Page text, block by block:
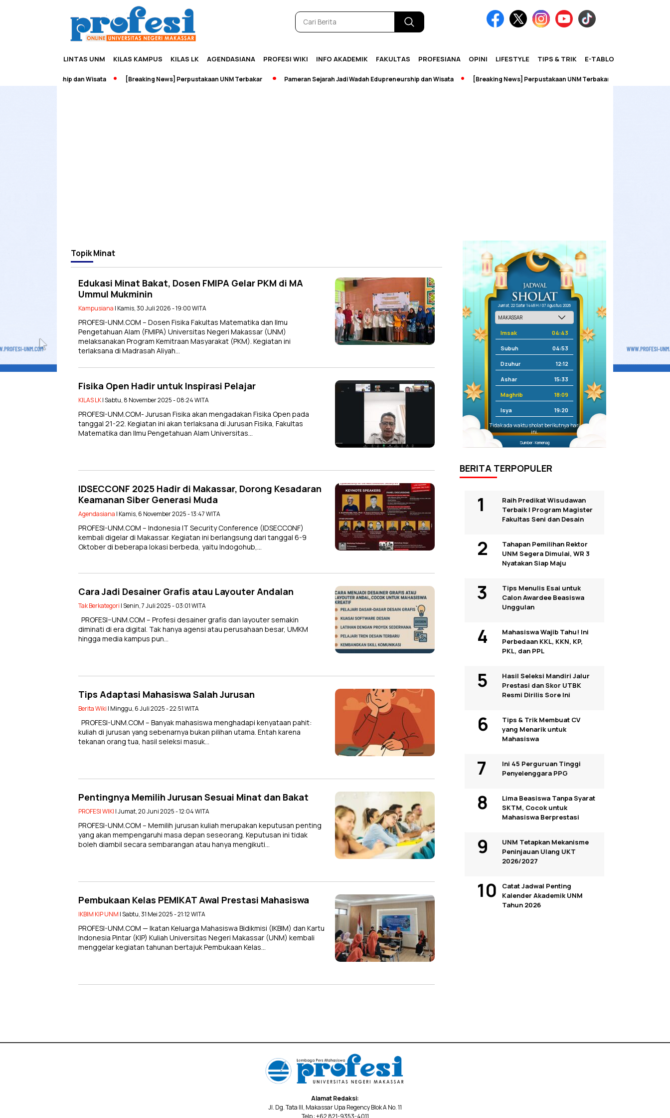
LINTAS UNM KILAS KAMPUS KILAS LK AGENDASIANA PROFESI WIKI INFO AKADEMIK FAKULTAS PROFESIANA OPINI LIFESTYLE TIPS & TRIK E-TABLOID
Edupreneurship dan Wisata [Breaking News] Perpustakaan UNM Terbakar Pameran Sejarah Jadi Wadah Edupreneurship dan Wisata [Breaking News] Perpustakaan UNM Terbakar
TopikMinat
Edukasi Minat Bakat, Dosen FMIPA Gelar PKM di MA
Ummul Mukminin
Kampusiana | Kamis, 30 Juli 2026 - 19:00 WITA
PROFESI-UNM.COM – Dosen Fisika Fakultas Matematika dan Ilmu
Pengetahuan Alam (FMIPA) Universitas Negeri Makassar (UNM)
melaksanakan Program Kemitraan Masyarakat (PKM). Kegiatan ini
terlaksana di Madrasah Aliyah…
Fisika Open Hadir untuk Inspirasi Pelajar
KILAS LK| Sabtu, 8 November 2025 - 08:24 WITA
PROFESI-UNM.COM- Jurusan Fisika akan mengadakan Fisika Open pada
tanggal 21-22. Kegiatan ini akan terlaksana di Jurusan Fisika, Fakultas
Matematika dan Ilmu Pengetahuan Alam Universitas…
IDSECCONF 2025 Hadir di Makassar, Dorong Kesadaran
Keamanan Siber Generasi Muda
Agendasiana | Kamis, 6 November 2025 - 13:47 WITA
PROFESI-UNM.COM – Indonesia IT Security Conference (IDSECCONF)
kembali digelar di Makassar. Kegiatan ini berlangsung dari tanggal 6-9
Oktober di beberapa lokasi berbeda, yaitu Indogohub,…
Cara Jadi Desainer Grafis atau Layouter Andalan
Tak Berkategori | Senin, 7 Juli 2025 - 03:01 WITA
PROFESI–UNM.COM – Profesi desainer grafis dan layouter semakin
diminati di era digital. Tak hanya agensi atau perusahaan besar, UMKM
hingga media kampus pun…
Tips Adaptasi Mahasiswa Salah Jurusan
Berita Wiki | Minggu, 6 Juli 2025 - 22:51 WITA
PROFESI-UNM.COM – Banyak mahasiswa menghadapi kenyataan pahit:
kuliah di jurusan yang sebenarnya bukan pilihan utama. Entah karena
tekanan orang tua, hasil seleksi masuk…
Pentingnya Memilih Jurusan Sesuai Minat dan Bakat
PROFESI WIKI | Jumat, 20 Juni 2025 - 12:04 WITA
PROFESI-UNM.COM – Memilih jurusan kuliah merupakan keputusan penting
yang akan mempengaruhi masa depan seseorang. Keputusan ini tidak
boleh diambil secara sembarangan atau hanya mengikuti…
Pembukaan Kelas PEMIKAT Awal Prestasi Mahasiswa
IKBIM KIP UNM | Sabtu, 31 Mei 2025 - 21:12 WITA
PROFESI-UNM.COM — Ikatan Keluarga Mahasiswa Bidikmisi (IKBIM) dan Kartu
Indonesia Pintar (KIP) Kuliah Universitas Negeri Makassar (UNM) kembali
menggelar kegiatan tahunan bertajuk Pembukaan Kelas…
Jum'at, 22 Safar 1448 H / 07 Agustus 2026
Imsak 04:43
Subuh 04:53
Dzuhur 12:12
Ashar 15:33
Maghrib 18:09
Isya 19:20
Tidak ada waktu sholat berikutnya hari
ini.
Sumber: Kemenag
BERITA TERPOPULER
Raih Predikat Wisudawan
Terbaik I Program Magister
Fakultas Seni dan Desain
Tahapan Pemilihan Rektor
UNM Segera Dimulai, WR 3
Nyatakan Siap Maju
Tips Menulis Esai untuk
Calon Awardee Beasiswa
Unggulan
Mahasiswa Wajib Tahu! Ini
Perbedaan KKL, KKN, KP,
PKL, dan PPL
Hasil Seleksi Mandiri Jalur
Prestasi dan Skor UTBK
Resmi Dirilis Sore Ini
Tips & Trik Membuat CV
yang Menarik untuk
Mahasiswa
Ini 45 Perguruan Tinggi
Penyelenggara PPG
Lima Beasiswa Tanpa Syarat
SKTM, Cocok untuk
Mahasiswa Berprestasi
UNM Tetapkan Mekanisme
Peninjauan Ulang UKT
2026/2027
Catat Jadwal Penting
Kalender Akademik UNM
Tahun 2026
Alamat Redaksi:
Jl. Dg. Tata III, Makassar Upa Regency Blok A No. 11
Telp : +62 821-9353-4011